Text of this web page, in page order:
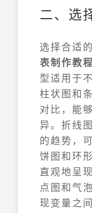
二、选
选择合适
表制作教程
型适用于
柱状图和
对比，能
异。折线
的趋势，
饼图和环
直观地呈
点图和气
现变量之